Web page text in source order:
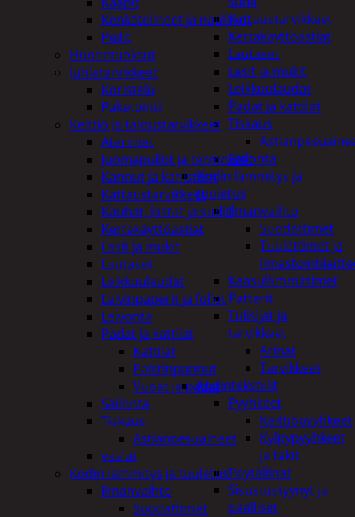
Kattaustarvikkeet
Kertakäyttöastiat
Lautaset
Lasit ja mukit
Leikkuulaudat
Padat ja kattilat
Tiskaus
Säilöntä
Kodin lämmitys ja
tuuletus
Ilmanvaihto
Suodattimet
Tuulettimet ja
Kaasulämmittimet
Patterit
Tulisijat ja
tarvikkeet
Arinat
Tarvikkeet
Kodintekstiilit
Pyyhkeet
Keittiöpyyhkeet
Kylpypyyhkeet
ja takit
Pöytäliinat
Sisustustyynyt ja
päälliset
Kenkätelineet ja naulakot
Peilit
Huonetuoksut
Juhlatarvikkeet
Koristelu
Paketointi
Keittiö ja taloustarvikkeet
Aterimet
Juomapullot ja termokset
Kannut ja kanisterit
Kattaustarvikkeet
Kauhat, lastat ja sudit
Kertakäyttöastiat
Lasit ja mukit
Lautaset
Leikkuulaudat
Leivinpaperit ja foliot
Leivonta
Padat ja kattilat
Kattilat
Paistinpannut
Vuoat ja padat
Säilöntä
Tiskaus
Astianpesuaineet
vaa'at
Kodin lämmitys ja tuuletus
Ilmanvaihto
Suodattimet